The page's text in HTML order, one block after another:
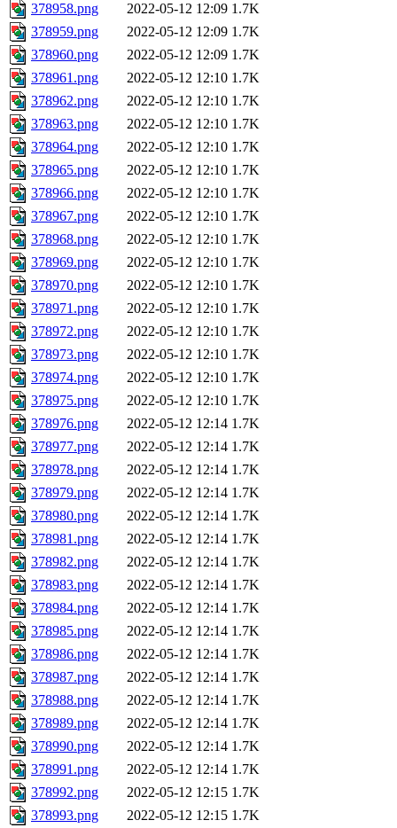
378958.png
2022-05-12 12:09 1.7K
378959.png
2022-05-12 12:09 1.7K
378960.png
2022-05-12 12:09 1.7K
378961.png
2022-05-12 12:10 1.7K
378962.png
2022-05-12 12:10 1.7K
378963.png
2022-05-12 12:10 1.7K
378964.png
2022-05-12 12:10 1.7K
378965.png
2022-05-12 12:10 1.7K
378966.png
2022-05-12 12:10 1.7K
378967.png
2022-05-12 12:10 1.7K
378968.png
2022-05-12 12:10 1.7K
378969.png
2022-05-12 12:10 1.7K
378970.png
2022-05-12 12:10 1.7K
378971.png
2022-05-12 12:10 1.7K
378972.png
2022-05-12 12:10 1.7K
378973.png
2022-05-12 12:10 1.7K
378974.png
2022-05-12 12:10 1.7K
378975.png
2022-05-12 12:10 1.7K
378976.png
2022-05-12 12:14 1.7K
378977.png
2022-05-12 12:14 1.7K
378978.png
2022-05-12 12:14 1.7K
378979.png
2022-05-12 12:14 1.7K
378980.png
2022-05-12 12:14 1.7K
378981.png
2022-05-12 12:14 1.7K
378982.png
2022-05-12 12:14 1.7K
378983.png
2022-05-12 12:14 1.7K
378984.png
2022-05-12 12:14 1.7K
378985.png
2022-05-12 12:14 1.7K
378986.png
2022-05-12 12:14 1.7K
378987.png
2022-05-12 12:14 1.7K
378988.png
2022-05-12 12:14 1.7K
378989.png
2022-05-12 12:14 1.7K
378990.png
2022-05-12 12:14 1.7K
378991.png
2022-05-12 12:14 1.7K
378992.png
2022-05-12 12:15 1.7K
378993.png
2022-05-12 12:15 1.7K